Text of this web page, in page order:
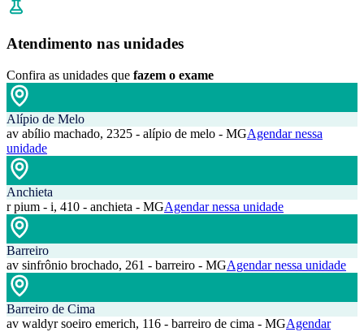
Atendimento nas unidades
Confira as unidades que fazem o exame
Alípio de Melo
av abílio machado, 2325 - alípio de melo - MGAgendar nessa
unidade
Anchieta
r pium - i, 410 - anchieta - MGAgendar nessa unidade
Barreiro
av sinfrônio brochado, 261 - barreiro - MGAgendar nessa unidade
Barreiro de Cima
av waldyr soeiro emerich, 116 - barreiro de cima - MGAgendar